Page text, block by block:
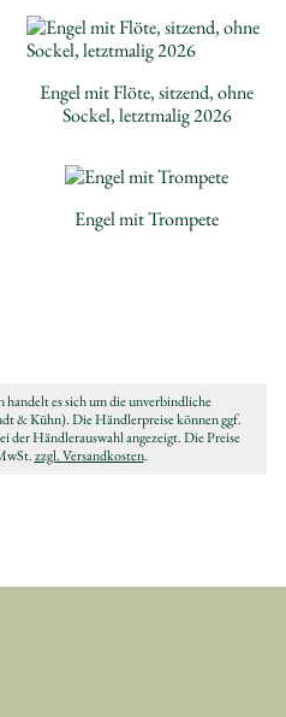
Engel mit Flöte, sitzend, ohne
Sockel, letztmalig 2026
Engel mit Trompete
handelt es sich um die unverbindliche
& Kühn). Die Händlerpreise können ggf.
der Händlerauswahl angezeigt. Die Preise
zzgl. Versandkosten.